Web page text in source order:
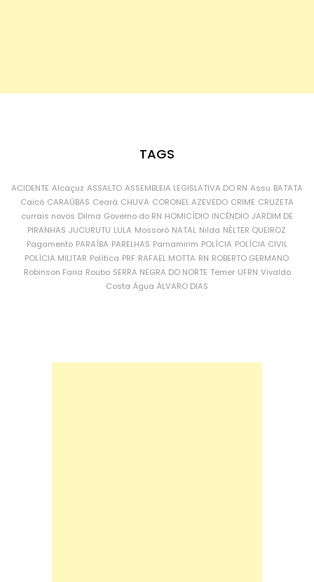
TAGS
ACIDENTE Alcaçuz ASSALTO ASSEMBLEIA LEGISLATIVA DO RN Assu BATATA
Caicó CARAÚBAS Ceará CHUVA CORONEL AZEVEDO CRIME CRUZETA
currais novos Dilma Governo do RN HOMICÍDIO INCÊNDIO JARDIM DE
PIRANHAS JUCURUTU LULA Mossoró NATAL Nilda NÉLTER QUEIROZ
Pagamento PARAÍBA PARELHAS Parnamirim POLÍCIA POLÍCIA CIVIL
POLÍCIA MILITAR Política PRF RAFAEL MOTTA RN ROBERTO GERMANO
Robinson Faria Roubo SERRA NEGRA DO NORTE Temer UFRN Vivaldo
Costa Água ÁLVARO DIAS